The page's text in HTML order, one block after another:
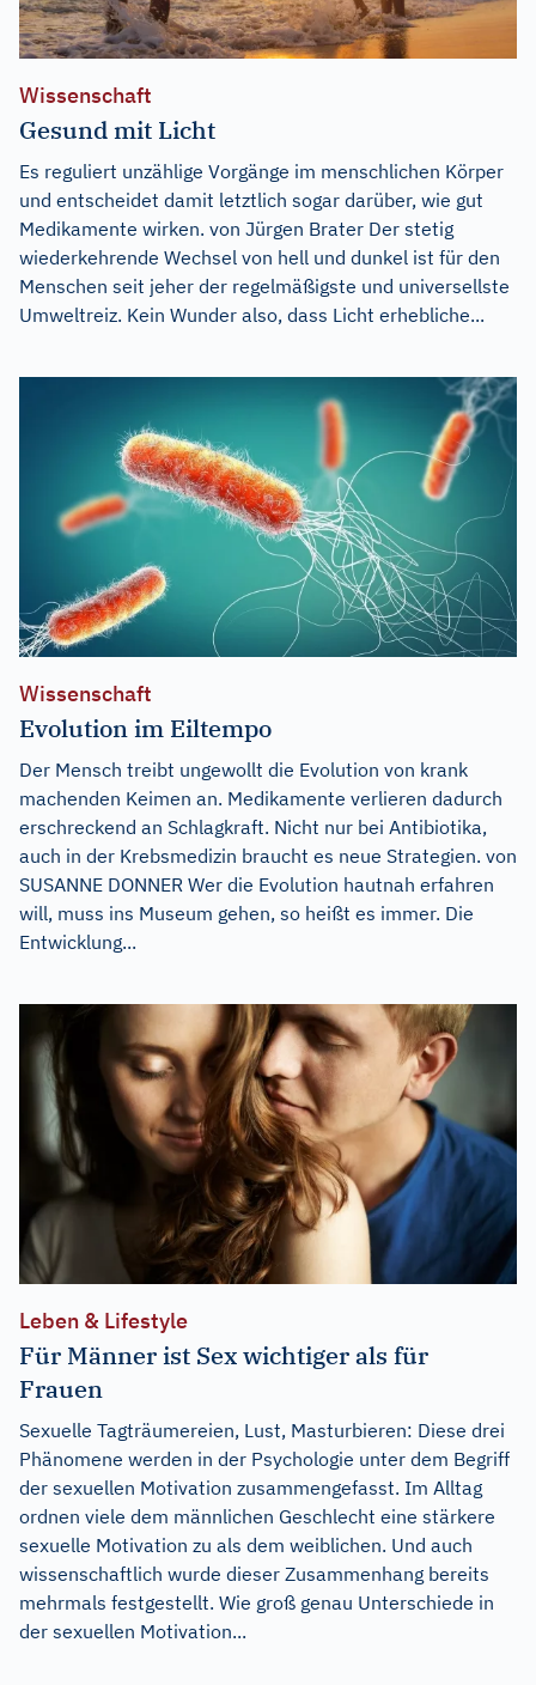
Wissenschaft
Gesund mit Licht
Es reguliert unzählige Vorgänge im menschlichen Körper
und entscheidet damit letztlich sogar darüber, wie gut
Medikamente wirken. von Jürgen Brater Der stetig
wiederkehrende Wechsel von hell und dunkel ist für den
Menschen seit jeher der regelmäßigste und universellste
Umweltreiz. Kein Wunder also, dass Licht erhebliche...
Wissenschaft
Evolution im Eiltempo
Der Mensch treibt ungewollt die Evolution von krank
machenden Keimen an. Medikamente verlieren dadurch
erschreckend an Schlagkraft. Nicht nur bei Antibiotika,
auch in der Krebsmedizin braucht es neue Strategien. von
SUSANNE DONNER Wer die Evolution hautnah erfahren
will, muss ins Museum gehen, so heißt es immer. Die
Entwicklung...
Leben & Lifestyle
Für Männer ist Sex wichtiger als für
Frauen
Sexuelle Tagträumereien, Lust, Masturbieren: Diese drei
Phänomene werden in der Psychologie unter dem Begriff
der sexuellen Motivation zusammengefasst. Im Alltag
ordnen viele dem männlichen Geschlecht eine stärkere
sexuelle Motivation zu als dem weiblichen. Und auch
wissenschaftlich wurde dieser Zusammenhang bereits
mehrmals festgestellt. Wie groß genau Unterschiede in
der sexuellen Motivation...